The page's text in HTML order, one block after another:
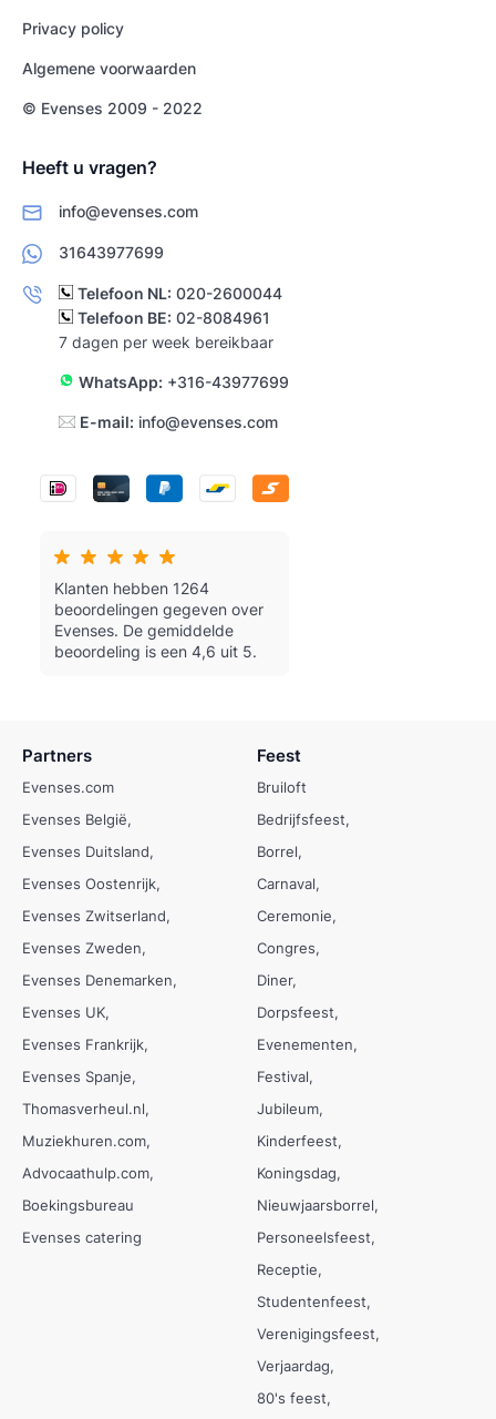
Privacy policy
Algemene voorwaarden
© Evenses 2009 - 2022
Heeft u vragen?
info@evenses.com
31643977699
Telefoon NL: 020-2600044
Telefoon BE: 02-8084961
7 dagen per week bereikbaar
WhatsApp: +316-43977699
E-mail: info@evenses.com
Klanten hebben 1264
beoordelingen gegeven over
Evenses. De gemiddelde
beoordeling is een 4,6 uit 5.
Partners
Evenses.com
Evenses België
Evenses Duitsland
Evenses Oostenrijk
Evenses Zwitserland
Evenses Zweden
Evenses Denemarken
Evenses UK
Evenses Frankrijk
Evenses Spanje
Thomasverheul.nl
Muziekhuren.com
Advocaathulp.com
Boekingsbureau
Evenses catering
Feest
Bruiloft
Bedrijfsfeest
Borrel
Carnaval
Ceremonie
Congres
Diner
Dorpsfeest
Evenementen
Festival
Jubileum
Kinderfeest
Koningsdag
Nieuwjaarsborrel
Personeelsfeest
Receptie
Studentenfeest
Verenigingsfeest
Verjaardag
80's feest